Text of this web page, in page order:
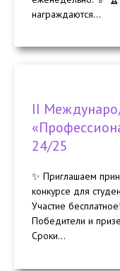
награждаются...
II
24/25
✨ Приглашаем
конкурсе для
Участие
Победители и
Сроки...